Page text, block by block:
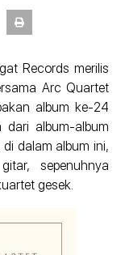
Records merilis
Arc Quartet
album ke-24
dari album-album
dalam album ini,
sepenuhnya
gesek.